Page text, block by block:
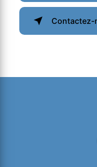
Contactez-